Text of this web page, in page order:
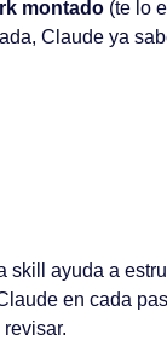
montado (te lo
Claude ya
skill ayuda a
en cada